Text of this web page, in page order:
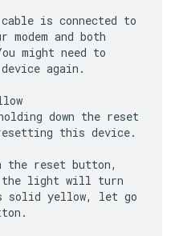
is connected to
and both
might need to
again.
down the reset
this device.
the reset button,
the light will turn
solid yellow, let go